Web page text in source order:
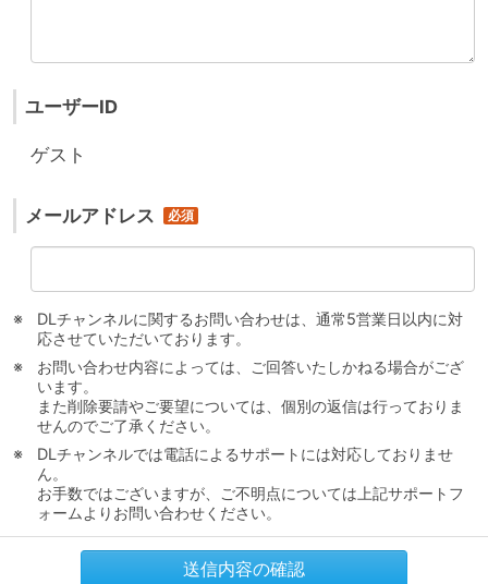
ユーザーID
ゲスト
メールアドレス
DLチャンネルに関するお問い合わせは、通常5営業日以内に対
応させていただいております。
お問い合わせ内容によっては、ご回答いたしかねる場合がござ
います。
また削除要請やご要望については、個別の返信は行っておりま
せんのでご了承ください。
DLチャンネルでは電話によるサポートには対応しておりませ
ん。
お手数ではございますが、ご不明点については上記サポートフ
ォームよりお問い合わせください。
送信内容の確認